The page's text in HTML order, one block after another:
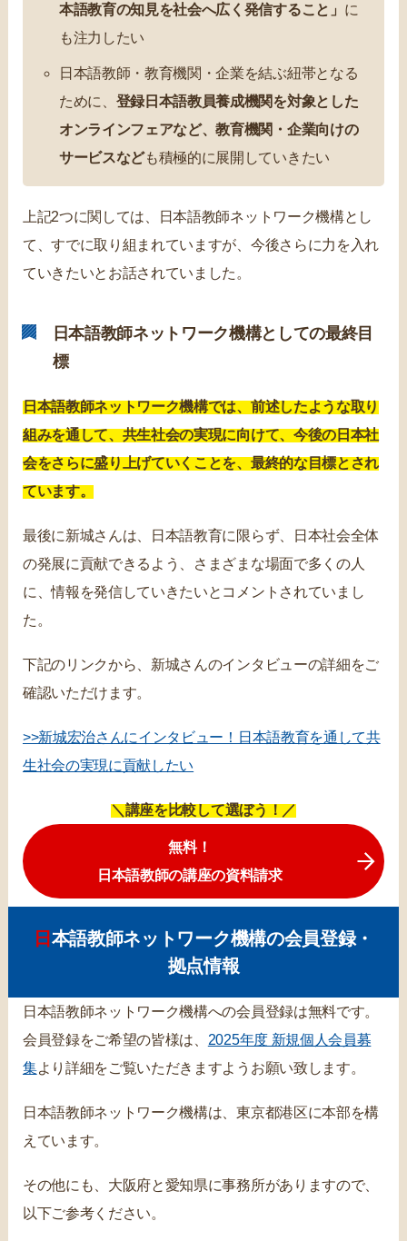
本語教育の知見を社会へ広く発信すること」 に
も注力したい
日本語教師・教育機関・企業を結ぶ紐帯となる
ために、 登録日本語教員養成機関を対象とした
オンラインフェアなど、教育機関・企業向けの
サービスなども積極的に展開していきたい
上記2つに関しては、日本語教師ネットワーク機構とし
て、すでに取り組まれていますが、今後さらに力を入れ
ていきたいとお話されていました。
日本語教師ネットワーク機構としての最終目
標
日本語教師ネットワーク機構では、前述したような取り
組みを通して、共生社会の実現に向けて、今後の日本社
会をさらに盛り上げていくことを、最終的な目標とされ
ています。
最後に新城さんは、日本語教育に限らず、日本社会全体
の発展に貢献できるよう、さまざまな場面で多くの人
に、情報を発信していきたいとコメントされていまし
た。
下記のリンクから、新城さんのインタビューの詳細をご
確認いただけます。
>>新城宏治さんにインタビュー！日本語教育を通して共
生社会の実現に貢献したい
＼講座を比較して選ぼう！／
無料！
日本語教師の講座の資料請求
日本語教師ネットワーク機構の会員登録・
拠点情報
日本語教師ネットワーク機構への会員登録は無料です。
会員登録をご希望の皆様は、 2025年度 新規個人会員募
集より詳細をご覧いただきますようお願い致します。
日本語教師ネットワーク機構は、東京都港区に本部を構
えています。
その他にも、大阪府と愛知県に事務所がありますので、
以下ご参考ください。